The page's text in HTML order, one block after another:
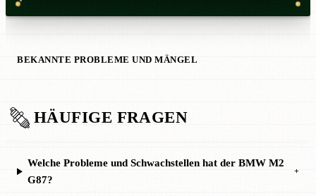
BEKANNTE PROBLEME UND MÄNGEL
HÄUFIGE FRAGEN
Welche Probleme und Schwachstellen hat der BMW M2
G87?
+